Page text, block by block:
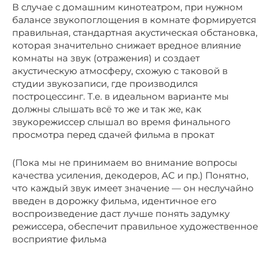
В случае с домашним кинотеатром, при нужном
балансе звукопоглощения в комнате формируется
правильная, стандартная акустическая обстановка,
которая значительно снижает вредное влияние
комнаты на звук (отражения) и создает
акустическую атмосферу, схожую с таковой в
студии звукозаписи, где производился
построцессинг. Т.е. в идеальном варианте мы
должны слышать всё то же и так же, как
звукорежиссер слышал во время финального
просмотра перед сдачей фильма в прокат
(Пока мы не принимаем во внимание вопросы
качества усиления, декодеров, АС и пр.) Понятно,
что каждый звук имеет значение — он неслучайно
введен в дорожку фильма, идентичное его
воспроизведение даст лучше понять задумку
режиссера, обеспечит правильное художественное
восприятие фильма